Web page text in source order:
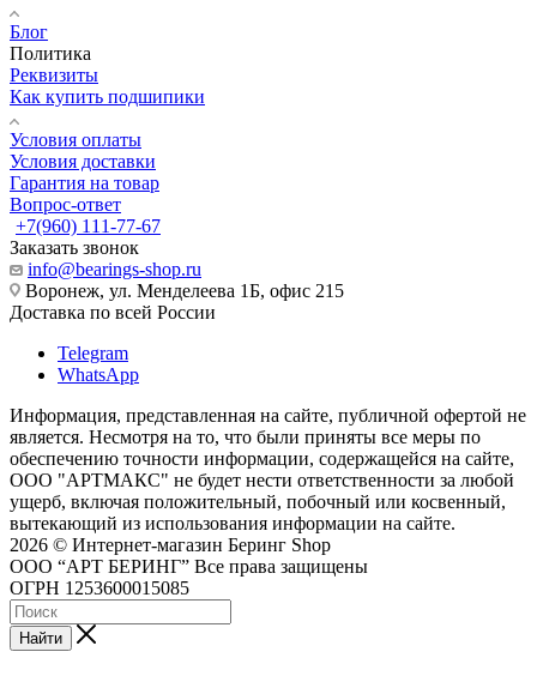
Блог
Политика
Реквизиты
Как купить подшипики
Условия оплаты
Условия доставки
Гарантия на товар
Вопрос-ответ
+7(960) 111-77-67
Заказать звонок
info@bearings-shop.ru
Воронеж, ул. Менделеева 1Б, офис 215
Доставка по всей России
Telegram
WhatsApp
Информация, представленная на сайте, публичной офертой не
является. Несмотря на то, что были приняты все меры по
обеспечению точности информации, содержащейся на сайте,
ООО "АРТМАКС" не будет нести ответственности за любой
ущерб, включая положительный, побочный или косвенный,
вытекающий из использования информации на сайте.
2026 © Интернет-магазин Беринг Shop
ООО “АРТ БЕРИНГ” Все права защищены
ОГРН 1253600015085
Найти